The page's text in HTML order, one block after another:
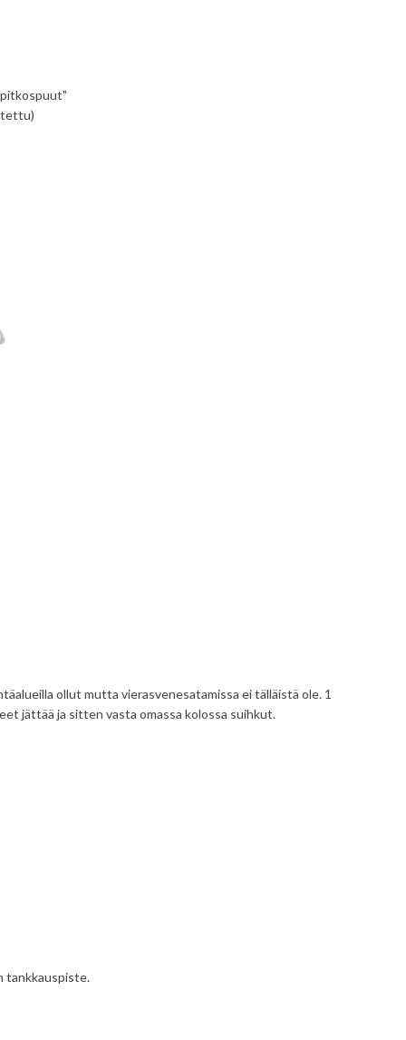
pitkospuut"
ollut mutta vierasvenesatamissa ei tälläistä ole. 1
jättää ja sitten vasta omassa kolossa suihkut.
tankkauspiste.